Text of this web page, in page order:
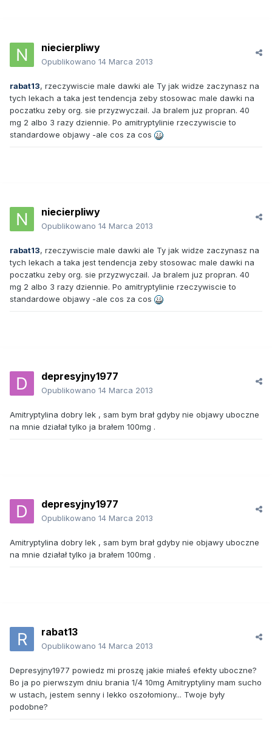
niecierpliwy
Opublikowano 14 Marca 2013
rabat13, rzeczywiscie male dawki ale Ty jak widze zaczynasz na
tych lekach a taka jest tendencja zeby stosowac male dawki na
poczatku zeby org. sie przyzwyczail. Ja bralem juz propran. 40
mg 2 albo 3 razy dziennie. Po amitryptylinie rzeczywiscie to
standardowe objawy -ale cos za cos
niecierpliwy
Opublikowano 14 Marca 2013
rabat13, rzeczywiscie male dawki ale Ty jak widze zaczynasz na
tych lekach a taka jest tendencja zeby stosowac male dawki na
poczatku zeby org. sie przyzwyczail. Ja bralem juz propran. 40
mg 2 albo 3 razy dziennie. Po amitryptylinie rzeczywiscie to
standardowe objawy -ale cos za cos
depresyjny1977
Opublikowano 14 Marca 2013
Amitryptylina dobry lek , sam bym brał gdyby nie objawy uboczne
na mnie działał tylko ja brałem 100mg .
depresyjny1977
Opublikowano 14 Marca 2013
Amitryptylina dobry lek , sam bym brał gdyby nie objawy uboczne
na mnie działał tylko ja brałem 100mg .
rabat13
Opublikowano 14 Marca 2013
Depresyjny1977 powiedz mi proszę jakie miałeś efekty uboczne?
Bo ja po pierwszym dniu brania 1/4 10mg Amitryptyliny mam sucho
w ustach, jestem senny i lekko oszołomiony... Twoje były
podobne?